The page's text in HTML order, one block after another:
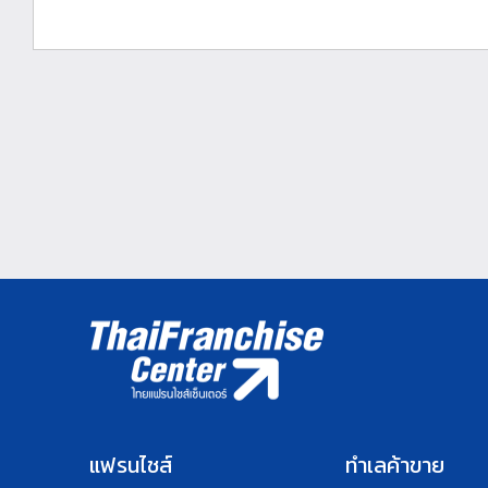
แฟรนไชส์ ทำเลค้าขาย